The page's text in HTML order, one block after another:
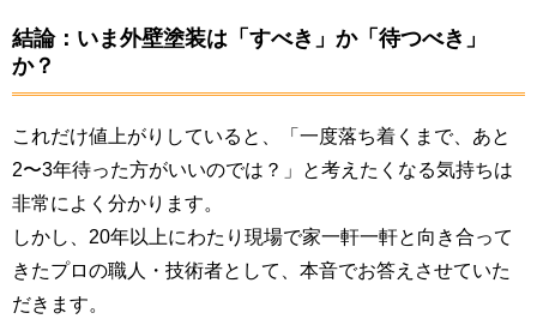
結論：いま外壁塗装は「すべき」か「待つべき」
か？
これだけ値上がりしていると、「一度落ち着くまで、あと
2〜3年待った方がいいのでは？」と考えたくなる気持ちは
非常によく分かります。
しかし、20年以上にわたり現場で家一軒一軒と向き合って
きたプロの職人・技術者として、本音でお答えさせていた
だきます。